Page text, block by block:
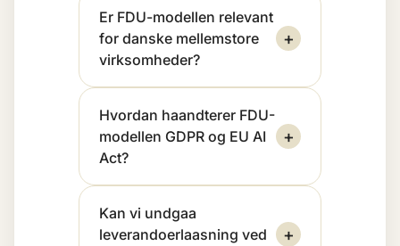
Er FDU-modellen relevant
for danske mellemstore
virksomheder?
+
Hvordan haandterer FDU-
modellen GDPR og EU AI
Act?
+
Kan vi undgaa
leverandoerlaasning ved
+